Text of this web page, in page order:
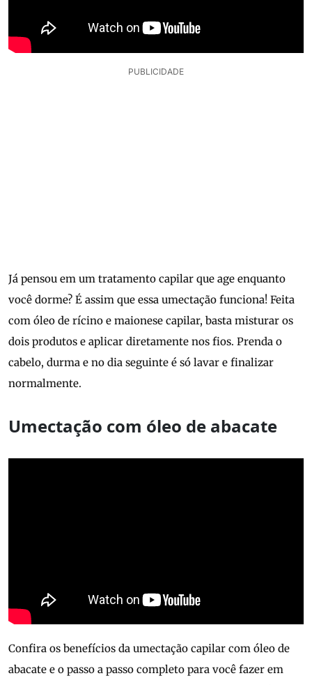
PUBLICIDADE
Já pensou em um tratamento capilar que age enquanto
você dorme? É assim que essa umectação funciona! Feita
com óleo de rícino e maionese capilar, basta misturar os
dois produtos e aplicar diretamente nos fios. Prenda o
cabelo, durma e no dia seguinte é só lavar e finalizar
normalmente.
Umectação com óleo de abacate
Confira os benefícios da umectação capilar com óleo de
abacate e o passo a passo completo para você fazer em